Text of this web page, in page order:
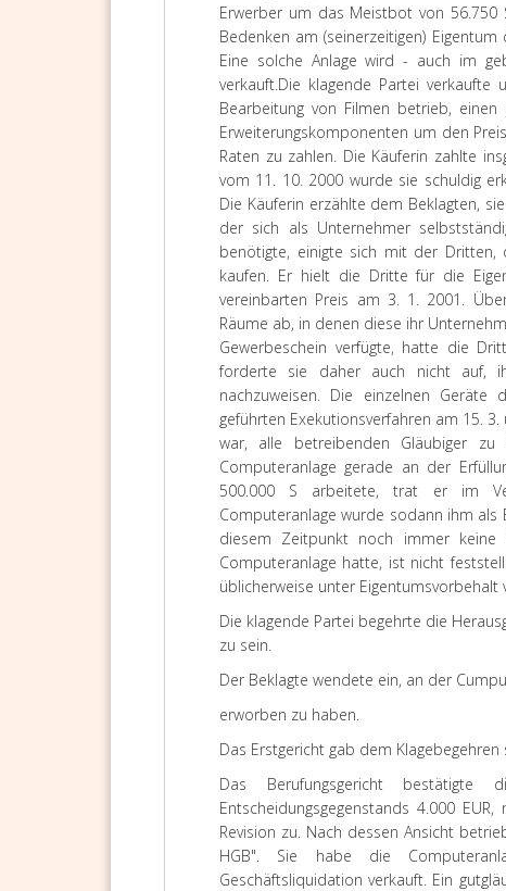
Erwerber um das Meistbot von
Bedenken am (seinerzeitigen)
Eine solche Anlage wird - auch im
verkauft.Die klagende Partei verkaufte
Bearbeitung von Filmen betrieb,
Erweiterungskomponenten um den
Raten zu zahlen. Die Käuferin zahlte
vom 11. 10. 2000 wurde sie schuldig
Die Käuferin erzählte dem Beklagten,
der sich als Unternehmer
benötigte, einigte sich mit der Dritten,
kaufen. Er hielt die Dritte für die
vereinbarten Preis am 3. 1. 2001.
Räume ab, in denen diese ihr
Gewerbeschein verfügte, hatte die
forderte sie daher auch nicht auf,
nachzuweisen. Die einzelnen
geführten Exekutionsverfahren am 15.
war, alle betreibenden Gläubiger
Computeranlage gerade an der
500.000 S arbeitete, trat er im
Computeranlage wurde sodann ihm als
diesem Zeitpunkt noch immer keine
Computeranlage hatte, ist nicht
üblicherweise unter Eigentumsvorbehalt
Die klagende Partei begehrte die
zu sein.
Der Beklagte wendete ein, an der
erworben zu haben.
Das Erstgericht gab dem Klagebegehren
Das Berufungsgericht
Entscheidungsgegenstands 4.000
Revision zu. Nach dessen Ansicht
HGB". Sie habe die
Geschäftsliquidation verkauft. Ein